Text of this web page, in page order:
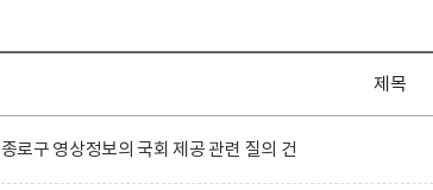
제목
종로구 영상정보의 국회 제공 관련 질의 건